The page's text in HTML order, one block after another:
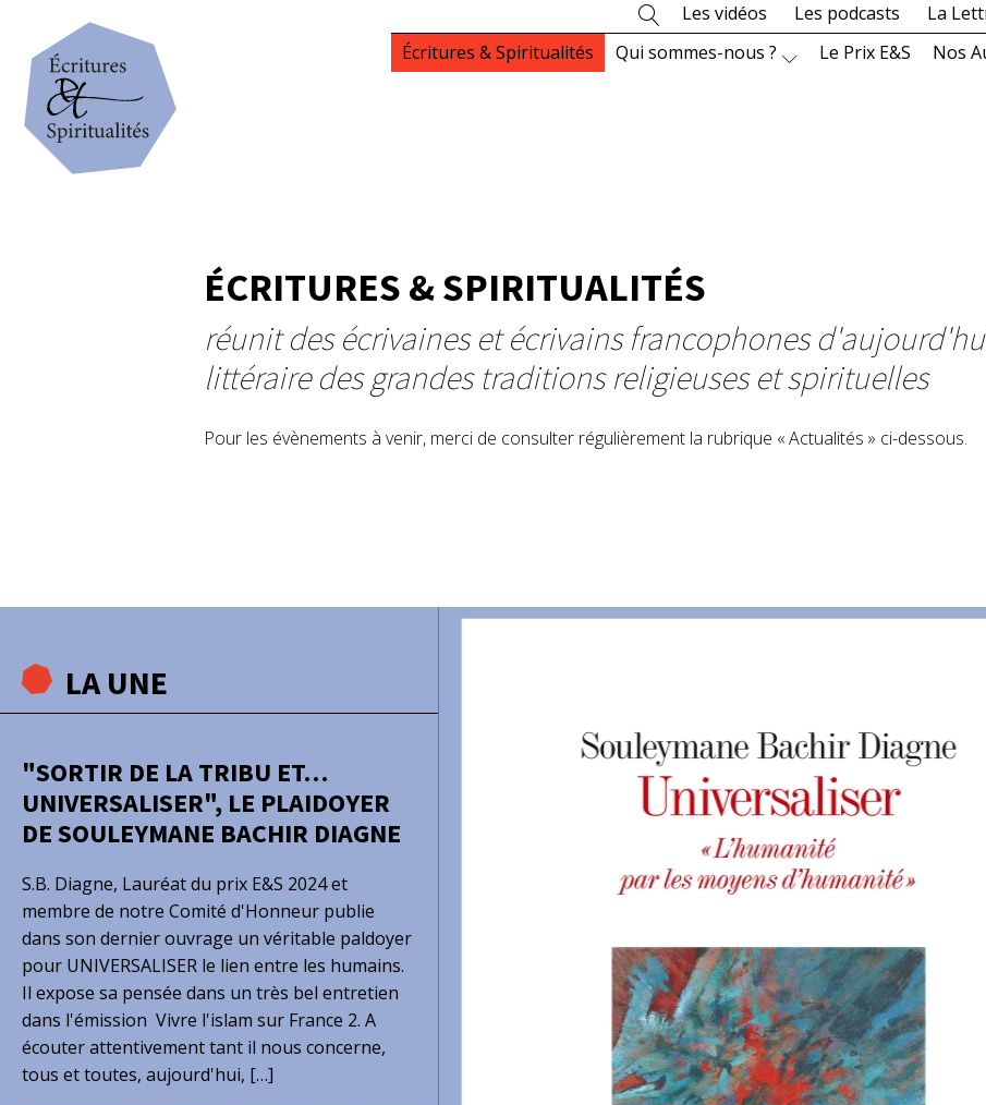
Les vidéos Les podcasts La
Écritures & Spiritualités
Qui sommes-nous ? Le Prix E&S Nos
ÉCRITURES & SPIRITUALITÉS
réunit des écrivaines et écrivains francophones
littéraire des grandes traditions religieuses et spirituelles
Pour les évènements à venir, merci de consulter régulièrement la rubrique « Actualités » ci-dessous.
LA UNE
"SORTIR DE LA TRIBU ET…
UNIVERSALISER", LE PLAIDOYER
DE SOULEYMANE BACHIR DIAGNE
S.B. Diagne, Lauréat du prix E&S 2024 et
membre de notre Comité d'Honneur publie
dans son dernier ouvrage un véritable paldoyer
pour UNIVERSALISER le lien entre les humains.
Il expose sa pensée dans un très bel entretien
dans l'émission Vivre l'islam sur France 2. A
écouter attentivement tant il nous concerne,
tous et toutes, aujourd'hui, […]